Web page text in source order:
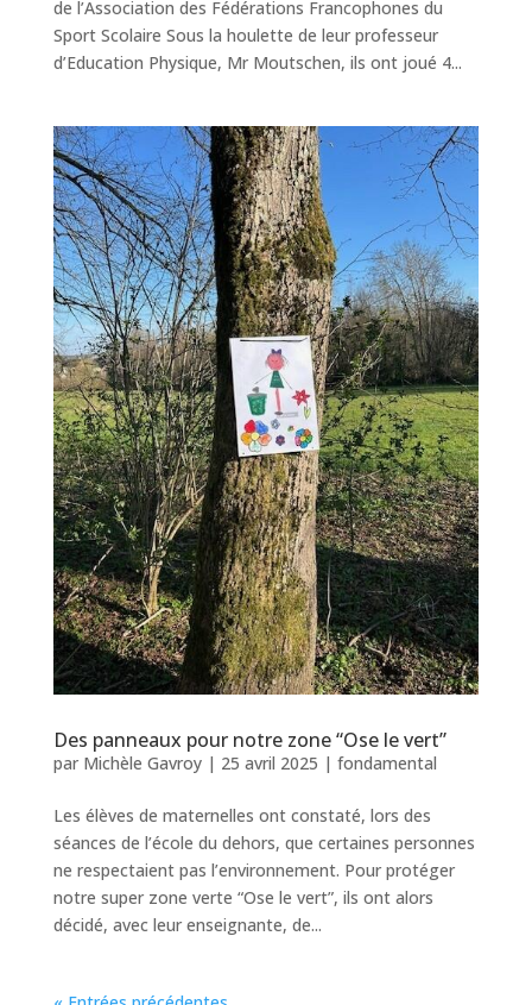
de l’Association des Fédérations Francophones du
Sport Scolaire Sous la houlette de leur professeur
d’Education Physique, Mr Moutschen, ils ont joué 4...
Des panneaux pour notre zone “Ose le vert”
par Michèle Gavroy| 25 avril 2025 | fondamental
Les élèves de maternelles ont constaté, lors des
séances de l’école du dehors, que certaines personnes
ne respectaient pas l’environnement. Pour protéger
notre super zone verte “Ose le vert”, ils ont alors
décidé, avec leur enseignante, de...